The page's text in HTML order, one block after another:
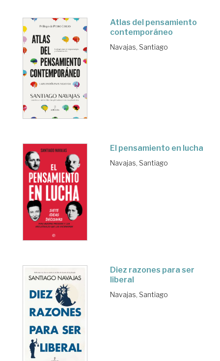
Atlas del pensamiento
contemporáneo
Navajas, Santiago
El pensamiento en lucha
Navajas, Santiago
Diez razones para ser
liberal
Navajas, Santiago